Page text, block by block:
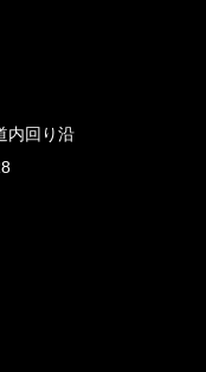
内回り沿